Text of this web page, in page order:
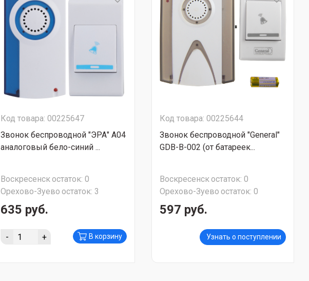
Код товара: 00225647
Звонок беспроводной "ЭРА" A04
аналоговый бело-синий ...
Воскресенскостаток: 0
Орехово-Зуево остаток: 3
635 руб.
- + В корзину
Код товара: 00225644
Звонок беспроводной "General"
GDB-B-002 (от батареек...
Воскресенскостаток: 0
Орехово-Зуево остаток: 0
597 руб.
Узнать о поступлении